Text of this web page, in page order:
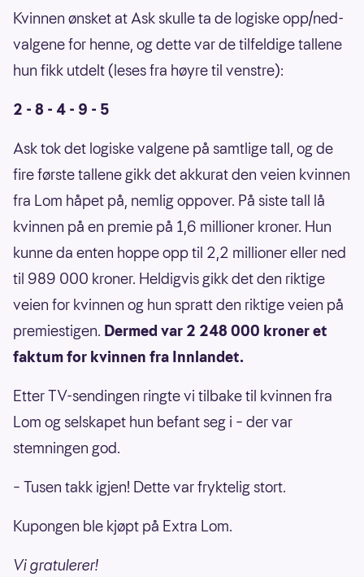
Kvinnen ønsket at Ask skulle ta de logiske opp/ned-
valgene for henne, og dette var de tilfeldige tallene
hun fikk utdelt (leses fra høyre til venstre):
2 - 8 - 4 - 9 - 5
Ask tok det logiske valgene på samtlige tall, og de
fire første tallene gikk det akkurat den veien kvinnen
fra Lom håpet på, nemlig oppover. På siste tall lå
kvinnen på en premie på 1,6 millioner kroner. Hun
kunne da enten hoppe opp til 2,2 millioner eller ned
til 989 000 kroner. Heldigvis gikk det den riktige
veien for kvinnen og hun spratt den riktige veien på
premiestigen. Dermed var 2 248 000 kroner et
faktum for kvinnen fra Innlandet.
Etter TV-sendingen ringte vi tilbake til kvinnen fra
Lom og selskapet hun befant seg i – der var
stemningen god.
– Tusen takk igjen! Dette var fryktelig stort.
Kupongen ble kjøpt på Extra Lom.
Vi gratulerer!